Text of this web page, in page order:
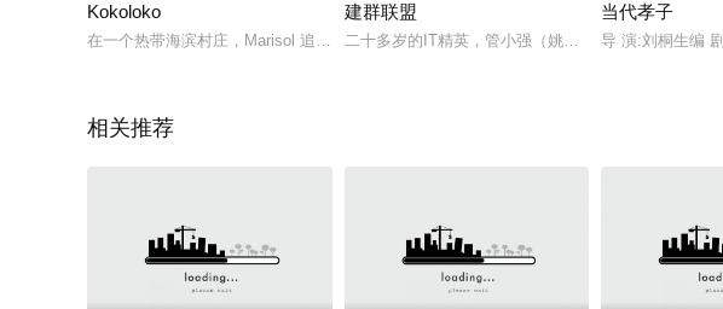
Kokoloko
在一个热带海滨村庄，Marisol 追求个人自由，同时在她生命中的两个男人之间游弋——她
建群联盟
二十多岁的IT精英，管小强（姚雨鑫 饰）创立了新的
当代孝子
导 演:刘桐生编
相关推荐